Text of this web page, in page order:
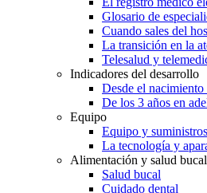
Glosario de
Cuando sales del
La transición en la
Telesalud y
Indicadores del desarrollo
Desde el nacimiento
De los 3 años en
Equipo
Equipo y
La tecnología y
Alimentación y salud bucal
Salud bucal
Cuidado dental